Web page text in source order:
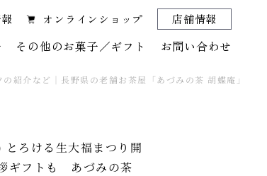
紹介など｜長野県の老舗お茶屋「あづみの茶 胡蝶庵」
オンラインショップ 店舗情報
その他のお菓子／ギフト お問い合わせ
ろける生大福まつり開
ギフトも あづみの茶